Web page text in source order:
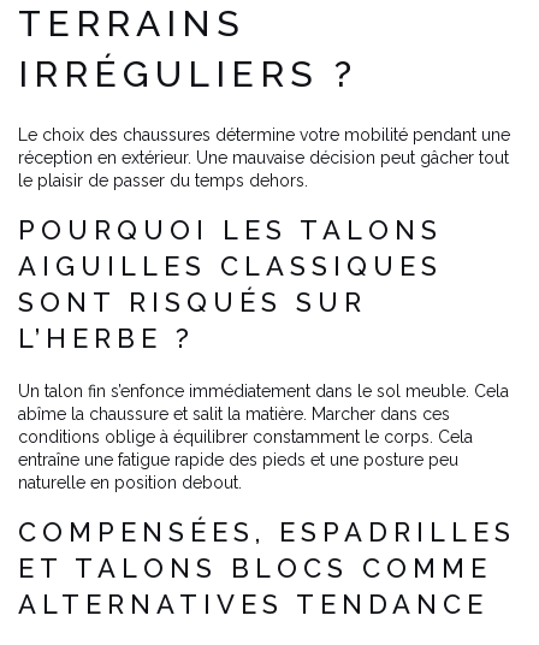
TERRAINS
IRRÉGULIERS ?
Le choix des chaussures détermine votre mobilité pendant une
réception en extérieur. Une mauvaise décision peut gâcher tout
le plaisir de passer du temps dehors.
POURQUOI LES TALONS
AIGUILLES CLASSIQUES
SONT RISQUÉS SUR
L’HERBE ?
Un talon fin s’enfonce immédiatement dans le sol meuble. Cela
abîme la chaussure et salit la matière. Marcher dans ces
conditions oblige à équilibrer constamment le corps. Cela
entraîne une fatigue rapide des pieds et une posture peu
naturelle en position debout.
COMPENSÉES, ESPADRILLES
ET TALONS BLOCS COMME
ALTERNATIVES TENDANCE